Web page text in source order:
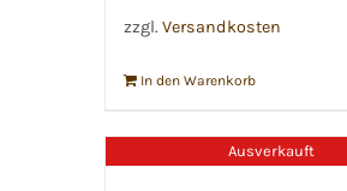
zzgl. Versandkosten
In den Warenkorb
Ausverkauft